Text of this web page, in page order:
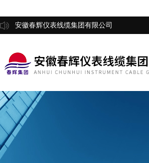
安徽春辉仪表线缆集团有限公司